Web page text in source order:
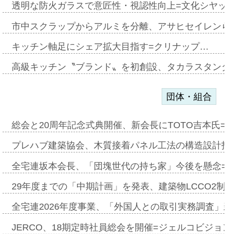
透明な防火ガラスで意匠性・視認性向上=文化シヤ
市中スクラップからアルミを分離、アサヒセイレ
キッチン軸足にシェア拡大目指す=クリナップ…
高級キッチン〝ブランド〟を初創設、タカラスタ
団体・組合
総会と20周年記念式典開催、新会長にTOTO吉本氏
プレハブ建築協会、木質接着パネル工法の構造設
全宅連坂本会長、「団塊世代の持ち家」今後を懸
29年度までの「中期計画」を発表、建築物LCCO2
全宅連2026年度事業、「外国人との取引実務調査
JERCO、18期定時社員総会を開催=ジェルコビジ